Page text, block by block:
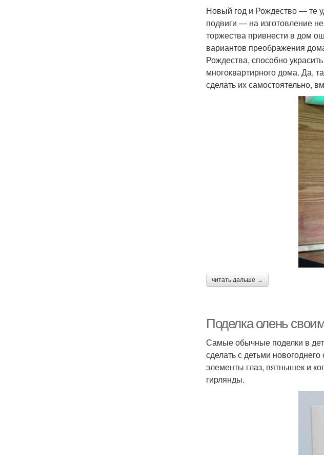
Новый год и Рождество — те
подвиги — на изготовление
торжества привнести в дом
вариантов преображения
Рождества, способно
многоквартирного дома. Да,
сделать их самостоятельно,
читать дальше →
Поделка олень
Самые обычные поделки в
сделать с детьми
элементы глаз, пятнышек и
гирлянды.